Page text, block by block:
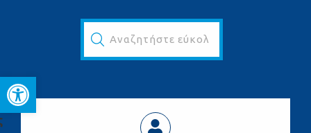
Open toolbar
Αναζητήστε εύκολα και γρήγορα...